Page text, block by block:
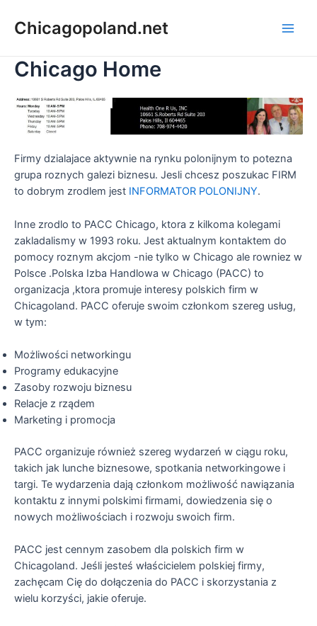
Chicagopoland.net
Chicago Home
Firmy dzialajace aktywnie na rynku polonijnym to potezna
grupa roznych galezi biznesu. Jesli chcesz poszukac FIRM
to dobrym zrodlem jest INFORMATOR POLONIJNY.
Inne zrodlo to PACC Chicago, ktora z kilkoma kolegami
zakladalismy w 1993 roku. Jest aktualnym kontaktem do
pomocy roznym akcjom -nie tylko w Chicago ale rowniez w
Polsce .Polska Izba Handlowa w Chicago (PACC) to
organizacja ,ktora promuje interesy polskich firm w
Chicagoland. PACC oferuje swoim członkom szereg usług,
w tym:
Możliwości networkingu
Programy edukacyjne
Zasoby rozwoju biznesu
Relacje z rządem
Marketing i promocja
PACC organizuje również szereg wydarzeń w ciągu roku,
takich jak lunche biznesowe, spotkania networkingowe i
targi. Te wydarzenia dają członkom możliwość nawiązania
kontaktu z innymi polskimi firmami, dowiedzenia się o
nowych możliwościach i rozwoju swoich firm.
PACC jest cennym zasobem dla polskich firm w
Chicagoland. Jeśli jesteś właścicielem polskiej firmy,
zachęcam Cię do dołączenia do PACC i skorzystania z
wielu korzyści, jakie oferuje.